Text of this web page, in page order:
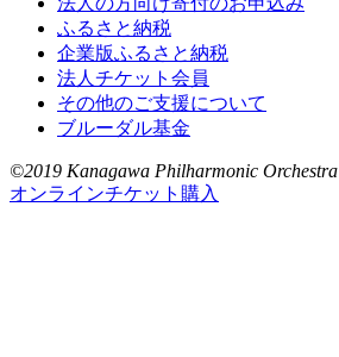
ふるさと納税
企業版ふるさと納税
法人チケット会員
その他のご支援について
ブルーダル基金
©2019 Kanagawa Philharmonic Orchestra
オンラインチケット購入